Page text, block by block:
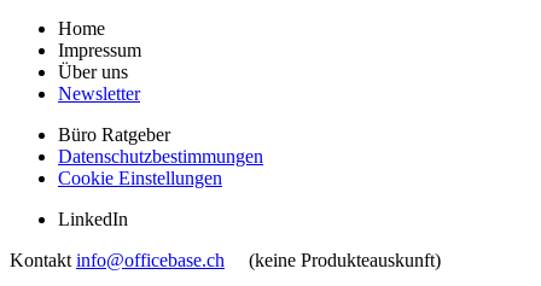
Home
Impressum
Über uns
Newsletter
Büro Ratgeber
Datenschutzbestimmungen
Cookie Einstellungen
LinkedIn
Kontakt info@officebase.ch
(keine Produkteauskunft)